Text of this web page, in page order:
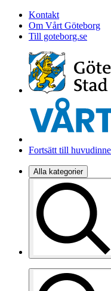
Kontakt
Om Vårt Göteborg
Till goteborg.se
Fortsätt till
Alla kategorier